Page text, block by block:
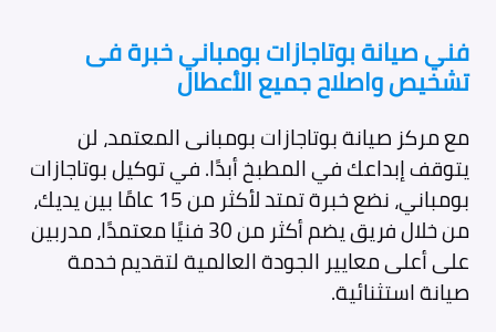
فني صيانة بوتاجازات بومباني خبرة فى
تشخيص واصلاح جميع الأعطال
مع مركز صيانة بوتاجازات بومبانى المعتمد، لن
يتوقف إبداعك في المطبخ أبدًا. في توكيل بوتاجازات
بومباني، نضع خبرة تمتد لأكثر من 15 عامًا بين يديك،
من خلال فريق يضم أكثر من 30 فنيًا معتمدًا، مدربين
على أعلى معايير الجودة العالمية لتقديم خدمة
صيانة استثنائية.